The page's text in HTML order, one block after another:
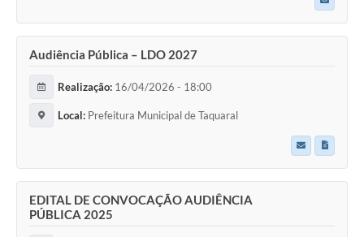
Audiência Pública – LDO 2027
Realização: 16/04/2026 - 18:00
Local: Prefeitura Municipal de Taquaral
EDITAL DE CONVOCAÇÃO AUDIÊNCIA
PÚBLICA 2025